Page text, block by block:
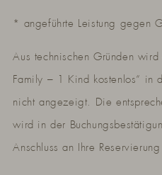
* angeführte Leistung gegen
Aus technischen Gründen
Family – 1 Kind kostenlos“ in
nicht angezeigt. Die
wird in der
Anschluss an Ihre